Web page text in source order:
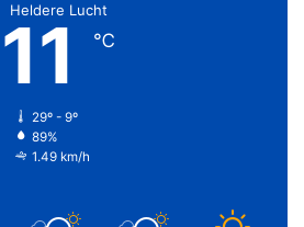
Heldere Lucht
11 ℃
29º - 9º
89%
1.49 km/h